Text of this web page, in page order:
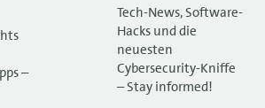
–
Tech-News, Software-
Hacks und die
neuesten
Cybersecurity-Kniffe
– Stay informed!